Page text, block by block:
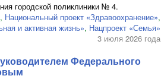
городской поликлиники № 4.
, Национальный проект «Здравоохранение»,
и активная жизнь», Нацпроект «Семья»
3 июля 2026 года
Федерального